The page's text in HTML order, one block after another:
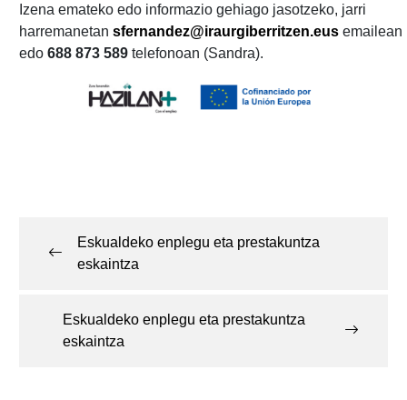
Izena emateko edo informazio gehiago jasotzeko, jarri
harremanetan sfernandez@iraurgiberritzen.eusemailean
edo 688 873 589telefonoan (Sandra).
Eskualdeko enplegu eta prestakuntza
eskaintza
Eskualdeko enplegu eta prestakuntza
eskaintza